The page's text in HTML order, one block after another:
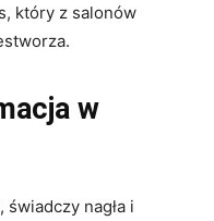
który z salonów
w
nagła i